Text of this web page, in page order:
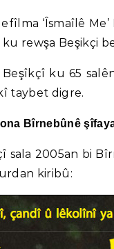
‘Îsmaîlê
rewşa Beşikçi
Beşîkçî ku 65
taybet digre.
Bîrnebûnê
sala 2005an bi
kiribû: